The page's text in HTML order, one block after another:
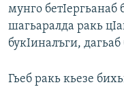
мунго бетIергьанаб
шагьаралда ракь
букIиналъги,
Гьеб ракь кьезе